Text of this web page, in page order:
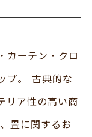
カーテン・クロ
プ。 古典的な
リア性の高い商
畳に関するお